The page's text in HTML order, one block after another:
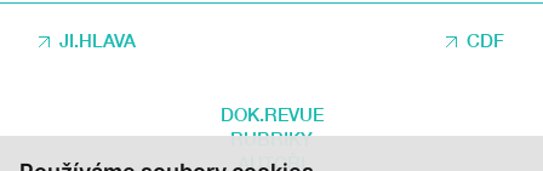
JI.HLAVA CDF
DOK.REVUE
RUBRIKY
AUTOŘI